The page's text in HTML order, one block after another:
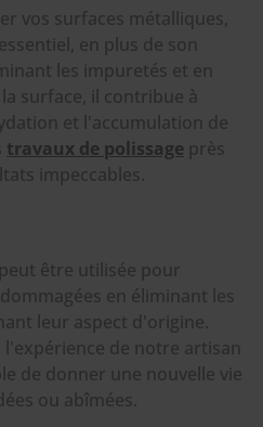
vos surfaces métalliques,
en plus de son
les impuretés et en
surface, il contribue à
et l'accumulation de
travaux de polissage près
impeccables.
être utilisée pour
en éliminant les
leur aspect d'origine.
de notre artisan
de donner une nouvelle vie
ou abîmées.